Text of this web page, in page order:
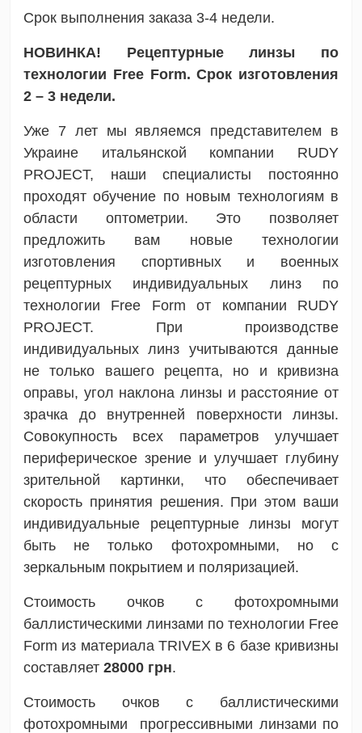
Срок выполнения заказа 3-4 недели.
НОВИНКА! Рецептурные линзы по
технологии Free Form. Срок изготовления
2 – 3 недели.
Уже 7 лет мы являемся представителем в
Украине итальянской компании RUDY
PROJECT, наши специалисты постоянно
проходят обучение по новым технологиям в
области оптометрии. Это позволяет
предложить вам новые технологии
изготовления спортивных и военных
рецептурных индивидуальных линз по
технологии Free Form от компании RUDY
PROJECT. При производстве
индивидуальных линз учитываются данные
не только вашего рецепта, но и кривизна
оправы, угол наклона линзы и расстояние от
зрачка до внутренней поверхности линзы.
Совокупность всех параметров улучшает
периферическое зрение и улучшает глубину
зрительной картинки, что обеспечивает
скорость принятия решения. При этом ваши
индивидуальные рецептурные линзы могут
быть не только фотохромными, но с
зеркальным покрытием и поляризацией.
Стоимость очков с фотохромными
баллистическими линзами по технологии Free
Form из материала TRIVEX в 6 базе кривизны
составляет 28000 грн.
Стоимость очков с баллистическими
фотохромными прогрессивными линзами по